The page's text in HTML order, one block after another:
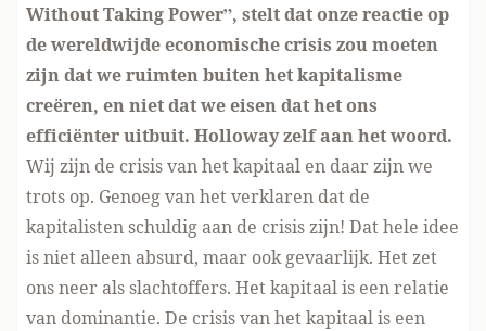
Without Taking Power”, stelt dat onze reactie op
de wereldwijde economische crisis zou moeten
zijn dat we ruimten buiten het kapitalisme
creëren, en niet dat we eisen dat het ons
efficiënter uitbuit. Holloway zelf aan het woord.
Wij zijn de crisis van het kapitaal en daar zijn we
trots op. Genoeg van het verklaren dat de
kapitalisten schuldig aan de crisis zijn! Dat hele idee
is niet alleen absurd, maar ook gevaarlijk. Het zet
ons neer als slachtoffers. Het kapitaal is een relatie
van dominantie. De crisis van het kapitaal is een